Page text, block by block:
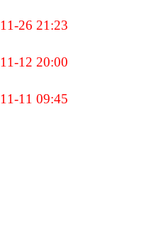
11-26 21:23
11-12 20:00
11-11 09:45